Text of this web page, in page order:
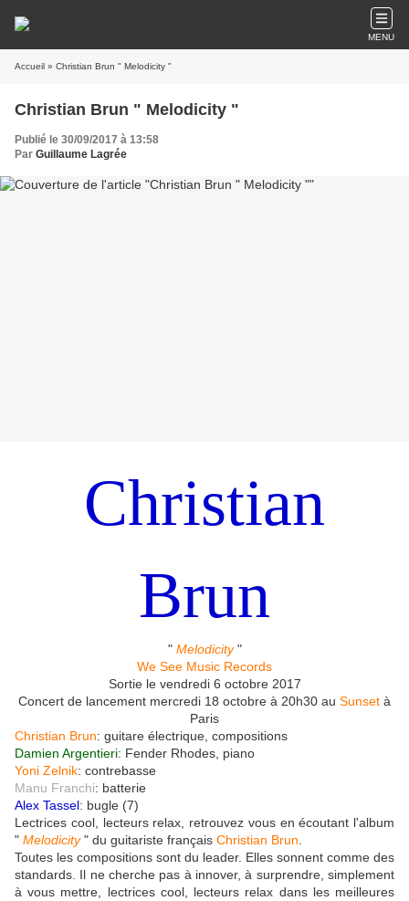
MENU
Accueil » Christian Brun " Melodicity "
Christian Brun " Melodicity "
Publié le 30/09/2017 à 13:58
Par Guillaume Lagrée
Christian
Brun
" Melodicity"
We See Music Records
Sortie le vendredi 6 octobre 2017
Concert de lancement mercredi 18 octobre à 20h30 au Sunset à
Paris
Christian Brun: guitare électrique, compositions
Damien Argentieri: Fender Rhodes, piano
Yoni Zelnik: contrebasse
Manu Franchi: batterie
Alex Tassel: bugle (7)
Lectrices cool, lecteurs relax, retrouvez vous en écoutant l'album
" Melodicity" du guitariste français Christian Brun
Toutes les compositions sont du leader. Elles sonnent comme des
standards. Il ne cherche pas à innover, à surprendre, simplement
à vous mettre, lectrices cool, lecteurs relax dans les meilleures